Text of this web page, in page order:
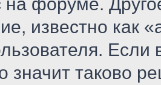
известно как
значит таково